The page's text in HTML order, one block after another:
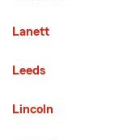
Lanett
Leeds
Lincoln